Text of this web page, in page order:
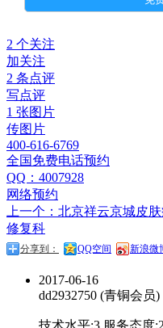
2 个关注
加关注
2 条点评
写点评
1 张图片
传图片
400-616-6769
全国免费电话预约
QQ：4007928
网络预约
上一个：北京祥云京城皮
修复科
分享到： QQ空间 新浪微
2017-06-16
dd2932750 (青铜会员)
技术水平:3 服务态度:2